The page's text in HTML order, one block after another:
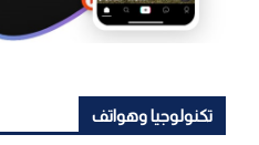
تكنولوجيا وهواتف